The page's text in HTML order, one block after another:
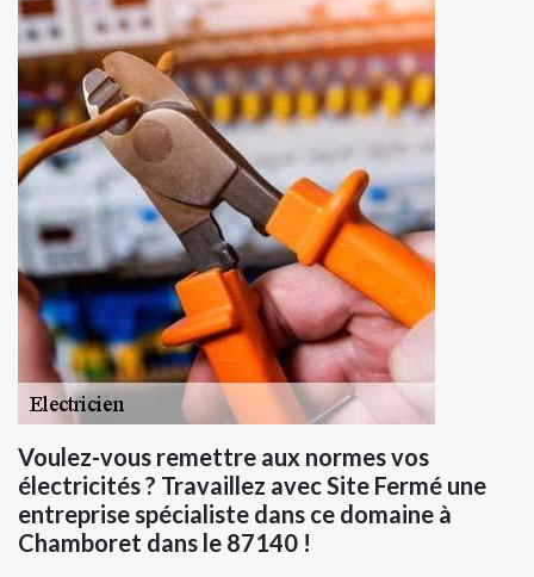
Voulez-vous remettre aux normes vos
électricités ? Travaillez avec Site Fermé une
entreprise spécialiste dans ce domaine à
Chamboret dans le 87140 !